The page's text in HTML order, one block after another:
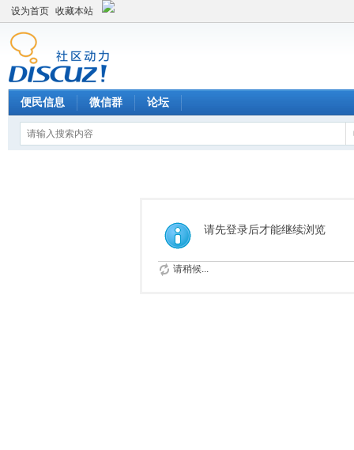
设为首页 收藏本站
便民信息 微信群 论坛
请先登录后才能继续浏览
请稍候...